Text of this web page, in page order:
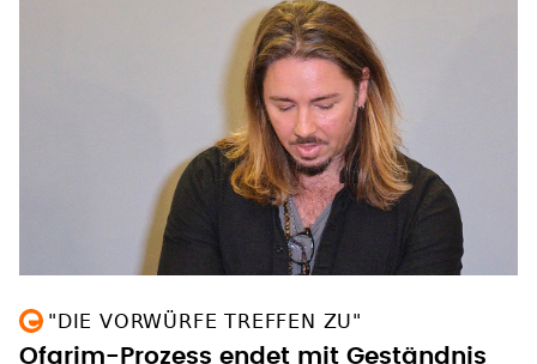
"DIE VORWÜRFE TREFFEN ZU"
Ofarim-Prozess endet mit Geständnis
Das Strafverfahren gegen Gil Ofarim ist am